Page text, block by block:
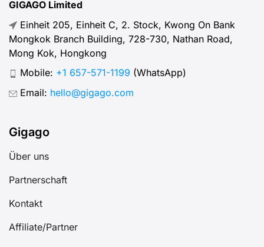
GIGAGO Limited
Einheit 205, Einheit C, 2. Stock, Kwong On Bank
Mongkok Branch Building, 728-730, Nathan Road,
Mong Kok, Hongkong
Mobile: +1 657-571-1199 (WhatsApp)
Email: hello@gigago.com
Gigago
Über uns
Partnerschaft
Kontakt
Affiliate/Partner